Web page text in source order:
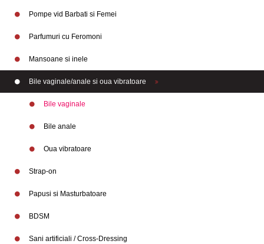
Pompe vid Barbati si Femei
Parfumuri cu Feromoni
Mansoane si inele
Bile vaginale/anale si oua vibratoare
Bile vaginale
Bile anale
Oua vibratoare
Strap-on
Papusi si Masturbatoare
BDSM
Sani artificiali / Cross-Dressing